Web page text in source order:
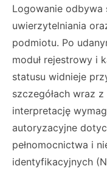
Logowanie
uwierzytelniania
podmiotu. Po
moduł rejestrowy i
statusu widnieje
szczegółach wraz
interpretację
autoryzacyjne
pełnomocnictwa i
identyfikacyjnych